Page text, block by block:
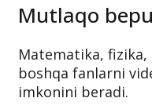
Mutlaqo
Matematika,
boshqa fanlarni
imkonini beradi.